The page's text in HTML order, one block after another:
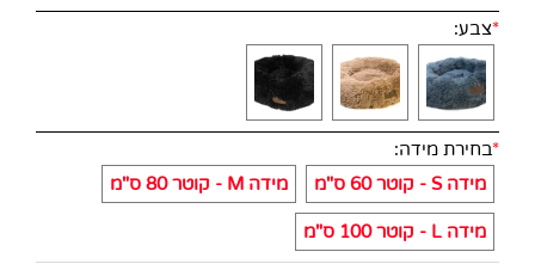
*צבע:
*בחירת מידה:
מידה S - קוטר 60 ס"מ
מידה M - קוטר 80 ס"מ
מידה L - קוטר 100 ס"מ